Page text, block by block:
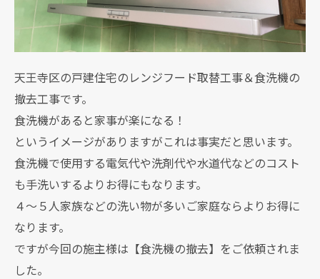
天王寺区の戸建住宅のレンジフード取替工事＆食洗機の
撤去工事です。
食洗機があると家事が楽になる！
というイメージがありますがこれは事実だと思います。
食洗機で使用する電気代や洗剤代や水道代などのコスト
も手洗いするよりお得にもなります。
４～５人家族などの洗い物が多いご家庭ならよりお得に
なります。
ですが今回の施主様は【食洗機の撤去】をご依頼されま
した。